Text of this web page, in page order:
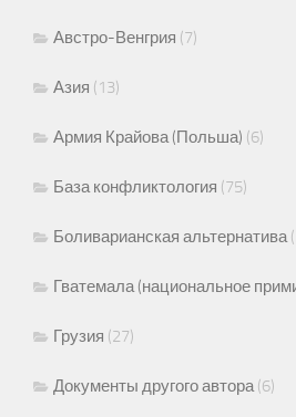
Австро-Венгрия (7)
Азия (13)
Армия Крайова (Польша) (6)
База конфликтология (75)
Боливарианская альтернатива
Гватемала (национальное
Грузия (27)
Документы другого автора(6)